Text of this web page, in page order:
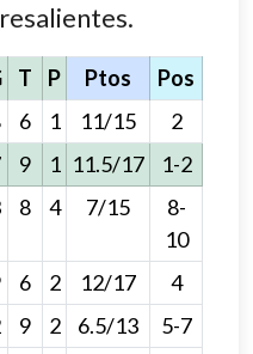
T P Ptos
Pos
6 1 11/15
2
9 1 11.5/17
1-2
8 4 7/15
8-
10
6 2 12/17
4
9 2 6.5/13 5-7